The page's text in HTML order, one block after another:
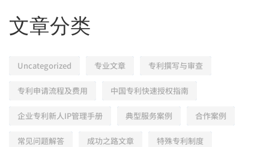
文章分类
Uncategorized 专业文章 专利撰写与审查
专利申请流程及费用 中国专利快速授权指南
企业专利新人IP管理手册 典型服务案例 合作案例
常见问题解答 成功之路文章 特殊专利制度